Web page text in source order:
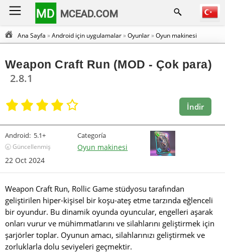
MD MCEAD.COM
Ana Sayfa »Android için uygulamalar»Oyunlar»Oyun makinesi
Weapon Craft Run (MOD - Çok para)
2.8.1
İndir
Android: 5.1+
🕣 Güncellenmiş
22 Oct 2024
Categoría
Oyun makinesi
Weapon Craft Run, Rollic Game stüdyosu tarafından
geliştirilen hiper-kişisel bir koşu-ateş etme tarzında eğlenceli
bir oyundur. Bu dinamik oyunda oyuncular, engelleri aşarak
onları vurur ve mühimmatlarını ve silahlarını geliştirmek için
şarjörler toplar. Oyunun amacı, silahlarınızı geliştirmek ve
zorluklarla dolu seviyeleri geçmektir.